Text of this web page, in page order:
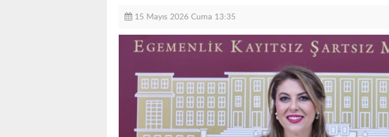
15 Mayıs 2026 Cuma 13:35